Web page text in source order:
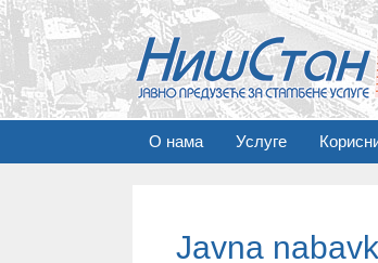
О нама Услуге
Javna